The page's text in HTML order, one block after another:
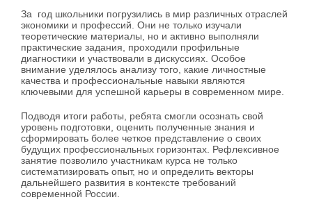
За год школьники погрузились в мир различных отраслей
экономики и профессий. Они не только изучали
теоретические материалы, но и активно выполняли
практические задания, проходили профильные
диагностики и участвовали в дискуссиях. Особое
внимание уделялось анализу того, какие личностные
качества и профессиональные навыки являются
ключевыми для успешной карьеры в современном мире.
Подводя итоги работы, ребята смогли осознать свой
уровень подготовки, оценить полученные знания и
сформировать более четкое представление о своих
будущих профессиональных горизонтах. Рефлексивное
занятие позволило участникам курса не только
систематизировать опыт, но и определить векторы
дальнейшего развития в контексте требований
современной России.